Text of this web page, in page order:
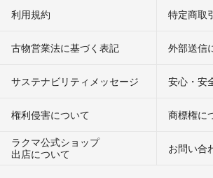
利用規約 特定商取
古物営業法に基づく表記 外部送信
サステナビリティメッセージ 安心・安
権利侵害について
商標権に
ラクマ公式ショップ
出店について
お問い合